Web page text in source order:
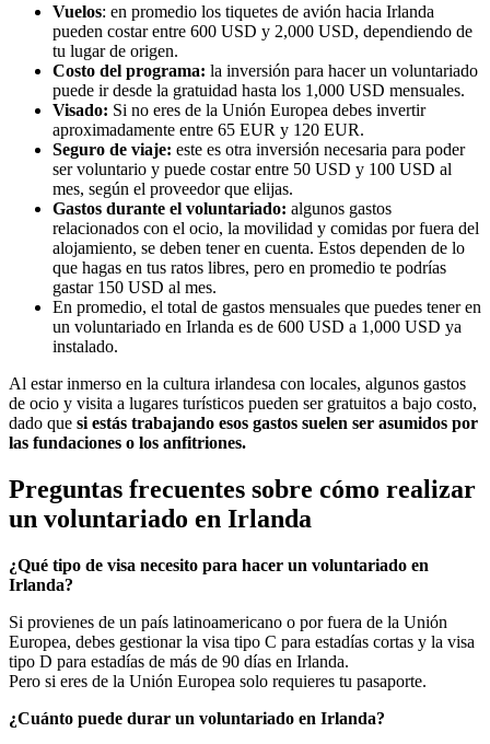
Vuelos: en promedio los tiquetes de avión hacia Irlanda
pueden costar entre 600 USD y 2,000 USD, dependiendo de
tu lugar de origen.
Costo del programa: la inversión para hacer un voluntariado
puede ir desde la gratuidad hasta los 1,000 USD mensuales.
Visado: Si no eres de la Unión Europea debes invertir
aproximadamente entre 65 EUR y 120 EUR.
Seguro de viaje: este es otra inversión necesaria para poder
ser voluntario y puede costar entre 50 USD y 100 USD al
mes, según el proveedor que elijas.
Gastos durante el voluntariado: algunos gastos
relacionados con el ocio, la movilidad y comidas por fuera del
alojamiento, se deben tener en cuenta. Estos dependen de lo
que hagas en tus ratos libres, pero en promedio te podrías
gastar 150 USD al mes.
En promedio, el total de gastos mensuales que puedes tener en
un voluntariado en Irlanda es de 600 USD a 1,000 USD ya
instalado.
Al estar inmerso en la cultura irlandesa con locales, algunos gastos
de ocio y visita a lugares turísticos pueden ser gratuitos a bajo costo,
dado que si estás trabajando esos gastos suelen ser asumidos por
las fundaciones o los anfitriones.
Preguntas frecuentes sobre cómo realizar
un voluntariado en Irlanda
¿Qué tipo de visa necesito para hacer un voluntariado en
Irlanda?
Si provienes de un país latinoamericano o por fuera de la Unión
Europea, debes gestionar la visa tipo C para estadías cortas y la visa
tipo D para estadías de más de 90 días en Irlanda.
Pero si eres de la Unión Europea solo requieres tu pasaporte.
¿Cuánto puede durar un voluntariado en Irlanda?